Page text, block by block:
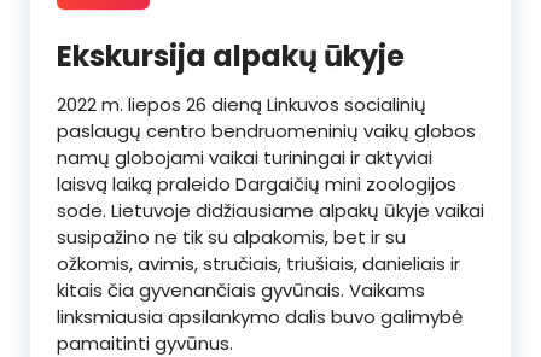
Ekskursija alpakų ūkyje
2022 m. liepos 26 dieną Linkuvos socialinių
paslaugų centro bendruomeninių vaikų globos
namų globojami vaikai turiningai ir aktyviai
laisvą laiką praleido Dargaičių mini zoologijos
sode. Lietuvoje didžiausiame alpakų ūkyje vaikai
susipažino ne tik su alpakomis, bet ir su
ožkomis, avimis, stručiais, triušiais, danieliais ir
kitais čia gyvenančiais gyvūnais. Vaikams
linksmiausia apsilankymo dalis buvo galimybė
pamaitinti gyvūnus.